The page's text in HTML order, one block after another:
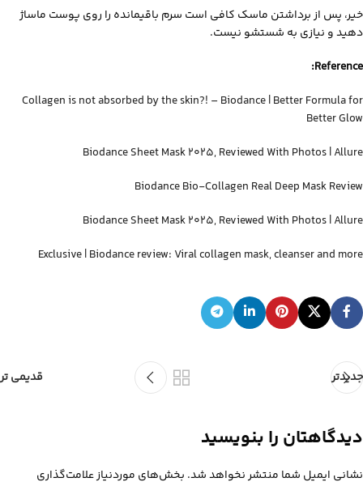
خیر، پس از برداشتن ماسک کافی است سرم باقیمانده را روی پوست ماساژ
دهید و نیازی به شستشو نیست.
Reference:
Collagen is not absorbed by the skin?! – Biodance | Better Formula for
Better Glow
Biodance Sheet Mask 2025, Reviewed With Photos | Allure
Biodance Bio-Collagen Real Deep Mask Review
Biodance Sheet Mask 2025, Reviewed With Photos | Allure
Exclusive | Biodance review: Viral collagen mask, cleanser and more
جدیدتر قدیمی تر
دیدگاهتان را بنویسید
نشانی ایمیل شما منتشر نخواهد شد. بخش‌های موردنیاز علامت‌گذاری